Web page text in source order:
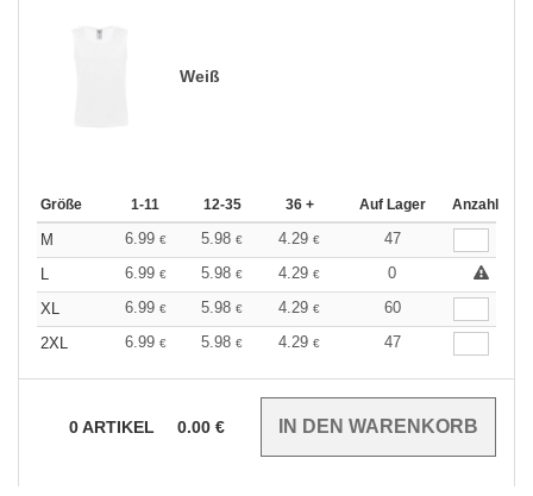
Weiß
Größe 1-11 12-35 36 + Auf Lager Anzahl
M 6.99 € 5.98 € 4.29 €
47
L
6.99 € 5.98 € 4.29 €
0
XL
6.99 € 5.98 € 4.29 €
60
2XL
6.99 € 5.98 € 4.29 € 47
0ARTIKEL 0.00 €